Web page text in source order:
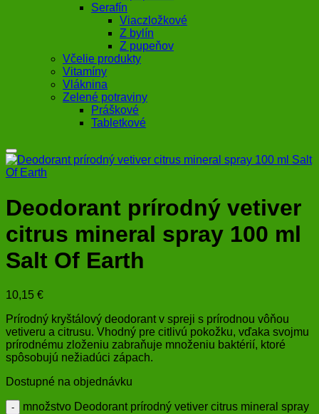
Serafín
Viaczložkové
Z bylín
Z pupeňov
Včelie produkty
Vitamíny
Vláknina
Zelené potraviny
Práškové
Tabletkové
Deodorant prírodný vetiver
citrus mineral spray 100 ml
Salt Of Earth
10,15 €
Prírodný kryštálový deodorant v spreji s prírodnou vôňou
vetiveru a citrusu. Vhodný pre citlivú pokožku, vďaka svojmu
prírodnému zloženiu zabraňuje množeniu baktérií, ktoré
spôsobujú nežiadúci zápach.
Dostupné na objednávku
množstvo Deodorant prírodný vetiver citrus mineral spray